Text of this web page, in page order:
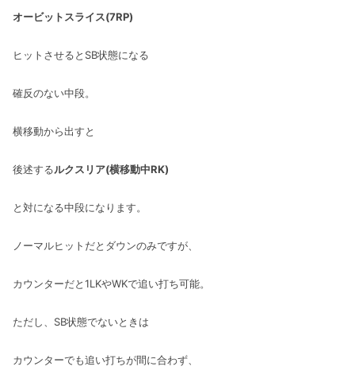
オービットスライス(7RP)
ヒットさせるとSB状態になる
確反のない中段。
横移動から出すと
後述するルクスリア(横移動中RK)
と対になる中段になります。
ノーマルヒットだとダウンのみですが、
カウンターだと1LKやWKで追い打ち可能。
ただし、SB状態でないときは
カウンターでも追い打ちが間に合わず、